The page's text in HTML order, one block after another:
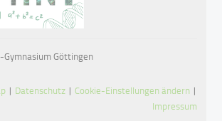
Göttingen
| Datenschutz |Cookie-Einstellungen ändern |
Impressum